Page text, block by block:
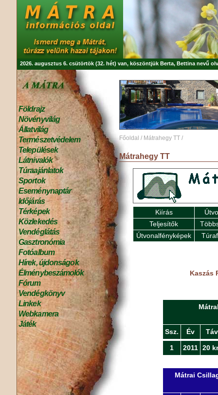
2026. augusztus 6. csütörtök (32. hét) van, köszöntjük Berta, Bettina nevű
Földrajz
Növényvilág
Állatvilág
Természetvédelem
Települések
Látnivalók
Túraajánlatok
Sportok
Eseménynaptár
Időjárás
Térképek
Közlekedés
Vendéglátás
Gasztronómia
Fotóalbum
Hírek, újdonságok
Élménybeszámolók
Fórum
Vendégkönyv
Linkek
Webkamera
Játék
Főoldal / Mátrahegy TT /
Mátrahegy TT
Kiírás
Teljesítők
Útvonalfényképek
Kaszás
Ssz. Év Táv
1 2011 20
Mátrai